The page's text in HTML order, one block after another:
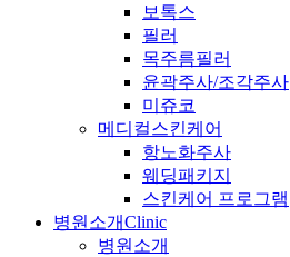
보톡스
필러
목주름필러
윤곽주사/조각주사
미쥬코
메디컬스킨케어
항노화주사
웨딩패키지
스킨케어 프로그램
병원소개Clinic
병원소개